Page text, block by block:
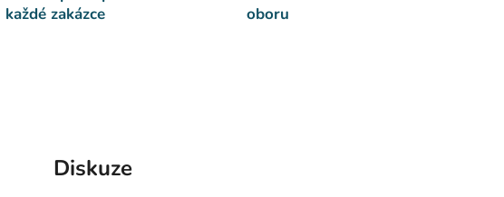
každé zakázce
oboru
Diskuze